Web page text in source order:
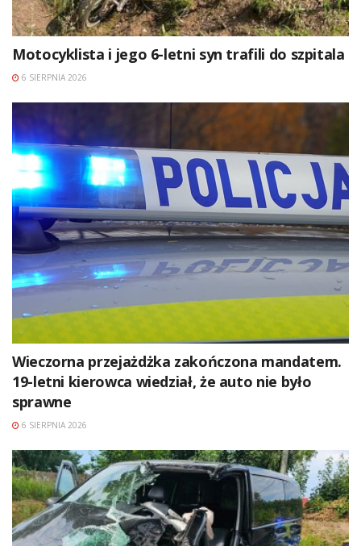
Motocyklista i jego 6-letni syn trafili do szpitala
6 SIERPNIA 2026
Wieczorna przejażdżka zakończona mandatem.
19-letni kierowca wiedział, że auto nie było
sprawne
6 SIERPNIA 2026